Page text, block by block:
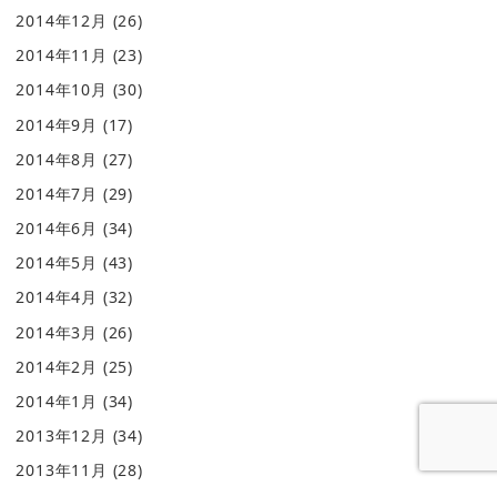
2014年12月 (26)
2014年11月 (23)
2014年10月 (30)
2014年9月 (17)
2014年8月 (27)
2014年7月 (29)
2014年6月 (34)
2014年5月 (43)
2014年4月 (32)
2014年3月 (26)
2014年2月 (25)
2014年1月 (34)
2013年12月 (34)
2013年11月 (28)